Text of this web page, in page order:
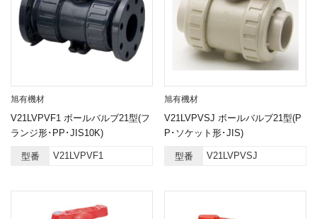
旭有機材
V21LVPVF1 ボールバルブ21型(フ
ランジ形･PP･JIS10K)
型番 V21LVPVF1
旭有機材
V21LVPVSJ ボールバルブ21型(P
P･ソケット形･JIS)
型番 V21LVPVSJ